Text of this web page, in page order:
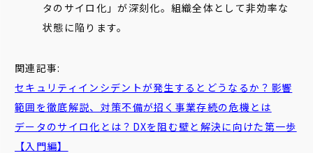
タのサイロ化」が深刻化。組織全体として非効率な
状態に陥ります。
関連記事:
セキュリティインシデントが発生するとどうなるか？影響
範囲を徹底解説、対策不備が招く事業存続の危機とは
データのサイロ化とは？DXを阻む壁と解決に向けた第一歩
【入門編】